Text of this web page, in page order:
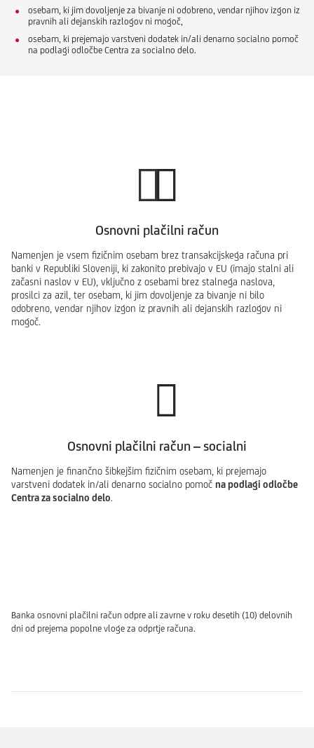
osebam, ki jim dovoljenje za bivanje ni odobreno, vendar njihov izgon iz
pravnih ali dejanskih razlogov ni mogoč,
osebam, ki prejemajo varstveni dodatek in/ali denarno socialno pomoč
na podlagi odločbe Centra za socialno delo.
Osnovni plačilni račun
Namenjen je vsem fizičnim osebam brez transakcijskega računa pri
banki v Republiki Sloveniji, ki zakonito prebivajo v EU (imajo stalni ali
začasni naslov v EU), vključno z osebami brez stalnega naslova,
prosilci za azil, ter osebam, ki jim dovoljenje za bivanje ni bilo
odobreno, vendar njihov izgon iz pravnih ali dejanskih razlogov ni
mogoč.
Osnovni plačilni račun – socialni
Namenjen je finančno šibkejšim fizičnim osebam, ki prejemajo
varstveni dodatek in/ali denarno socialno pomoč na podlagi odločbe
Centra za socialno delo.
Banka osnovni plačilni račun odpre ali zavrne v roku desetih (10) delovnih
dni od prejema popolne vloge za odprtje računa.